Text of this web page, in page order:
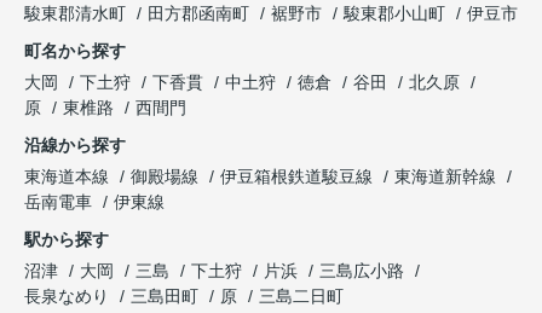
駿東郡清水町
田方郡函南町 裾野市 駿東郡小山町
伊豆市
町名から探す
大岡
下土狩 下香貫 中土狩 徳倉 谷田
北久原
原
東椎路
西間門
沿線から探す
東海道本線
御殿場線 伊豆箱根鉄道駿豆線
東海道新幹線
岳南電車
伊東線
駅から探す
沼津
大岡 三島 下土狩 片浜
三島広小路
長泉なめり
三島田町 原 三島二日町